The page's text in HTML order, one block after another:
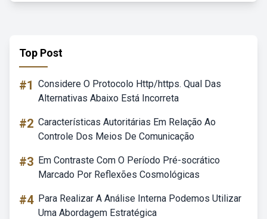
Top Post
#1 Considere O Protocolo Http/https. Qual Das
Alternativas Abaixo Está Incorreta
#2 Características Autoritárias Em Relação Ao
Controle Dos Meios De Comunicação
#3 Em Contraste Com O Período Pré-socrático
Marcado Por Reflexões Cosmológicas
#4 Para Realizar A Análise Interna Podemos Utilizar
Uma Abordagem Estratégica